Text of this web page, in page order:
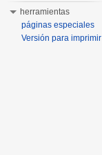
herramientas
páginas especiales
Versión para imprimir